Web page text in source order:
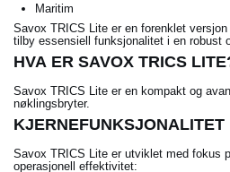
Maritim
Savox TRICS Lite er en forenklet
tilby essensiell funksjonalitet i en robust
HVA ER SAVOX TRICS
Savox TRICS Lite er en kompakt og
nøklingsbryter.
KJERNEFUNKSJONALITET
Savox TRICS Lite er utviklet med fokus
operasjonell effektivitet: